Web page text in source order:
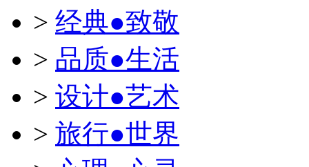
> 经典●致敬
> 品质●生活
> 设计●艺术
> 旅行●世界